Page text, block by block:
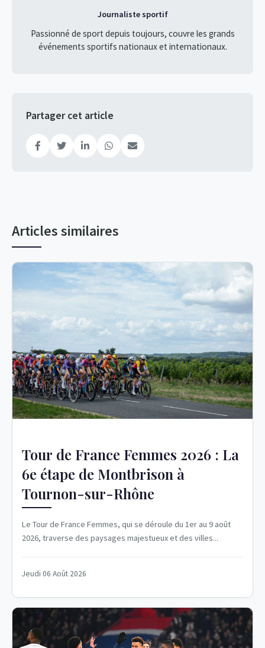
Journaliste sportif
Passionné de sport depuis toujours, couvre les grands
événements sportifs nationaux et internationaux.
Partager cet article
Articles similaires
Tour de France Femmes 2026 : La
6e étape de Montbrison à
Tournon-sur-Rhône
Le Tour de France Femmes, qui se déroule du 1er au 9 août
2026, traverse des paysages majestueux et des villes...
Jeudi 06 Août 2026